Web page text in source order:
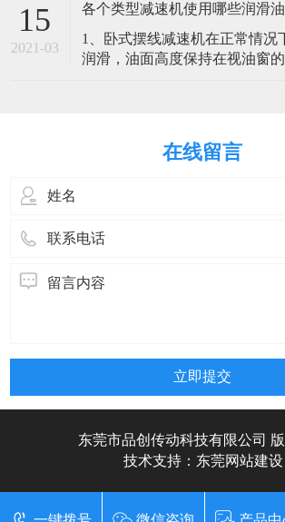
企业依靠技术、管理、资金等
取得了独有的市场份额，并逐
15
2021-03
各个类型减速机使用哪些润滑油
1、卧式摆线减速机在正常情况
润滑，油面高度保持在视油窗
了提高减速机的性能、延长摆线
机的使用寿命，建议采用70#或
在线留言
立即提交
东莞市品创传动科技有限公司
技术支持： 东莞网站建设